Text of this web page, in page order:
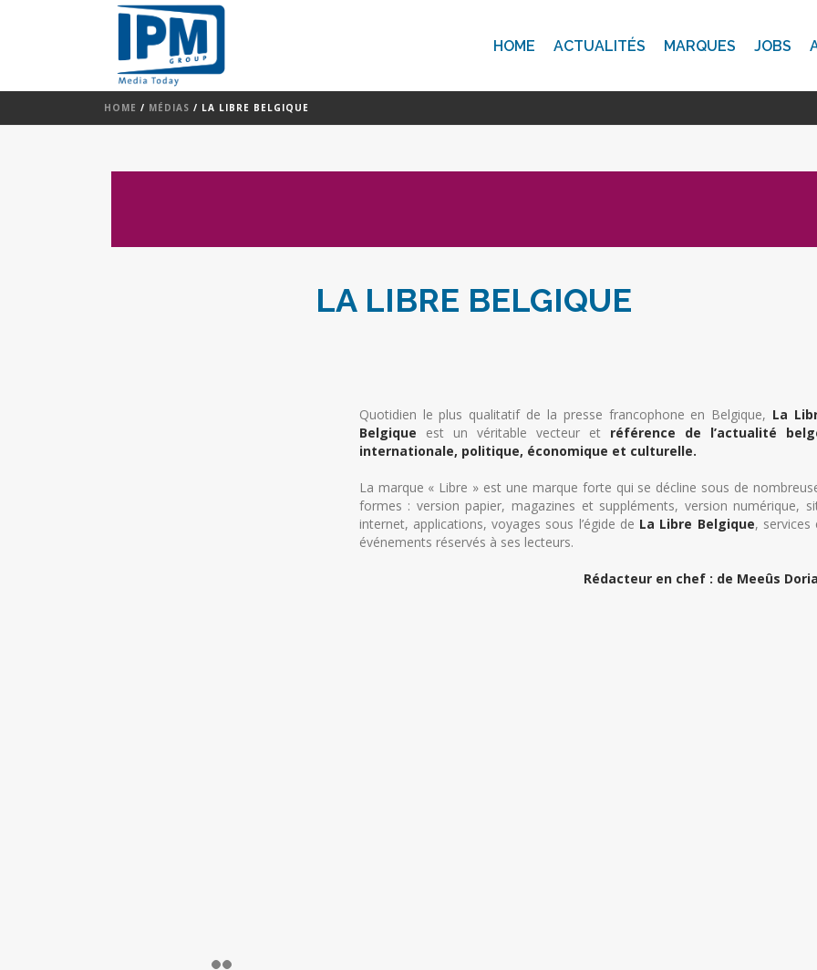
HOME ACTUALITÉS MARQUES JOBS
HOME / MÉDIAS / LA LIBRE BELGIQUE
LA LIBRE BELGIQUE
Quotidien le plus qualitatif de la presse francophone en Belgique, La
Belgique est un véritable vecteur et référence de l’actualité
internationale, politique, économique et culturelle.
La marque « Libre » est une marque forte qui se décline sous de
formes : version papier, magazines et suppléments, version numérique,
internet, applications, voyages sous l’égide de La Libre Belgique, services
événements réservés à ses lecteurs.
Rédacteur en chef : de Meeûs